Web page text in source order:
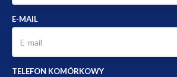
E-MAIL
TELEFON KOMÓRKOWY